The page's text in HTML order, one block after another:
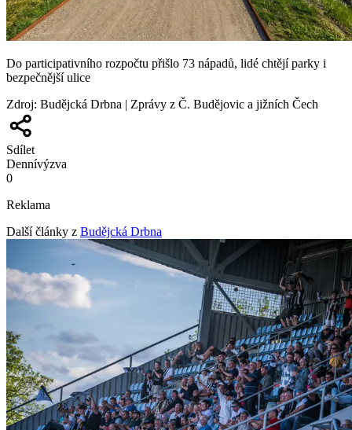
Do participativního rozpočtu přišlo 73 nápadů, lidé chtějí parky i
bezpečnější ulice
Zdroj: Budějcká Drbna | Zprávy z Č. Budějovic a jižních Čech
Sdílet
Dennívýzva
0
Reklama
Další články z Budějcká Drbna